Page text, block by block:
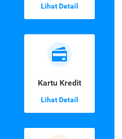
Lihat Detail
Kartu Kredit
Lihat Detail